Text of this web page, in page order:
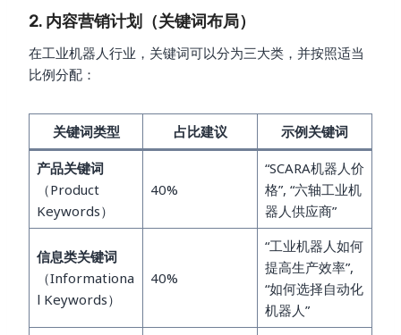
2. 内容营销计划（关键词布局）
在工业机器人行业，关键词可以分为三大类，并按照适当
比例分配：
关键词类型 占比建议 示例关键词
产品关键词
（Product
Keywords）
40%
“SCARA机器人价
格”, “六轴工业机
器人供应商”
信息类关键词
（Informationa
l Keywords）
40%
“工业机器人如何
提高生产效率”,
“如何选择自动化
机器人”